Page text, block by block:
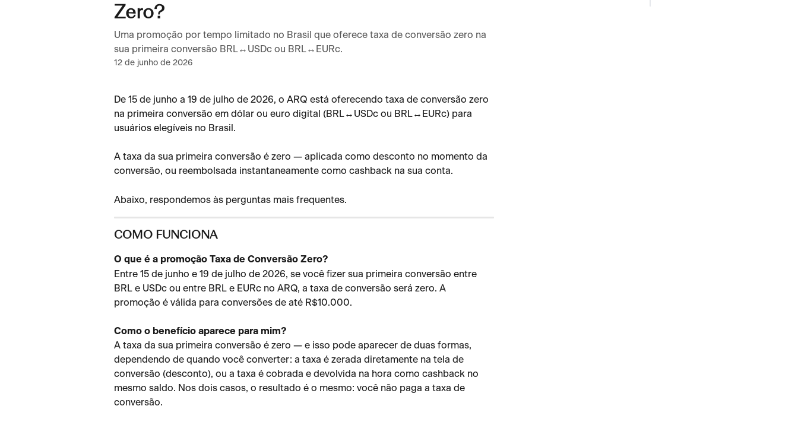
Zero?
Uma promoção por tempo limitado no Brasil que oferece taxa de conversão zero na
sua primeira conversão BRL↔USDc ou BRL↔EURc.
12 de junho de 2026
De 15 de junho a 19 de julho de 2026, o ARQ está oferecendo taxa de conversão zero
na primeira conversão em dólar ou euro digital (BRL↔USDc ou BRL↔EURc) para
usuários elegíveis no Brasil.
A taxa da sua primeira conversão é zero — aplicada como desconto no momento da
conversão, ou reembolsada instantaneamente como cashback na sua conta.
Abaixo, respondemos às perguntas mais frequentes.
COMO FUNCIONA
O que é a promoção Taxa de Conversão Zero?
Entre 15 de junho e 19 de julho de 2026, se você fizer sua primeira conversão entre
BRL e USDc ou entre BRL e EURc no ARQ, a taxa de conversão será zero. A
promoção é válida para conversões de até R$10.000.
Como o benefício aparece para mim?
A taxa da sua primeira conversão é zero — e isso pode aparecer de duas formas,
dependendo de quando você converter: a taxa é zerada diretamente na tela de
conversão (desconto), ou a taxa é cobrada e devolvida na hora como cashback no
mesmo saldo. Nos dois casos, o resultado é o mesmo: você não paga a taxa de
conversão.